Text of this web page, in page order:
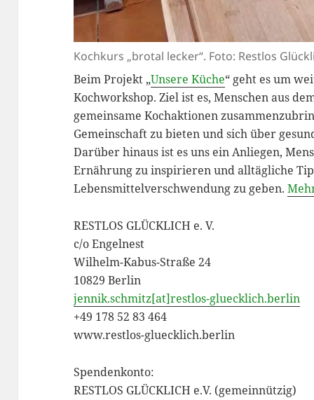
Kochkurs „brotal lecker“. Foto: Restlos
Beim Projekt „Unsere Küche“ geht es um
Kochworkshop. Ziel ist es, Menschen aus
gemeinsame Kochaktionen
Gemeinschaft zu bieten und sich über
Darüber hinaus ist es uns ein Anliegen,
Ernährung zu inspirieren und alltägliche
Lebensmittelverschwendung zu geben.
RESTLOS GLÜCKLICH e. V.
c/o Engelnest
Wilhelm-Kabus-Straße 24
10829 Berlin
jennik.schmitz[at]restlos-gluecklich.berlin
+49 178 52 83 464
www.restlos-gluecklich.berlin
Spendenkonto:
RESTLOS GLÜCKLICH e.V. (gemeinnützig)